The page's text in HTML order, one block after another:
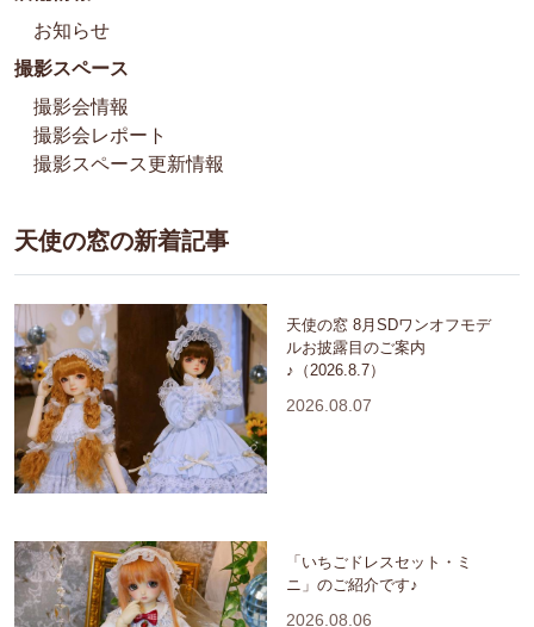
お知らせ
撮影スペース
撮影会情報
撮影会レポート
撮影スペース更新情報
天使の窓の新着記事
天使の窓 8月SDワンオフモデ
ルお披露目のご案内
♪（2026.8.7）
2026.08.07
「いちごドレスセット・ミ
ニ」のご紹介です♪
2026.08.06